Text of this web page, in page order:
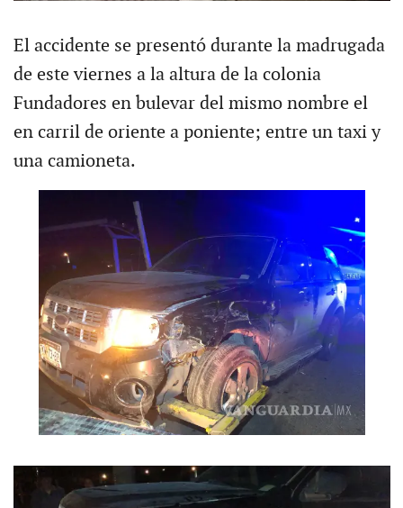
El accidente se presentó durante la madrugada
de este viernes a la altura de la colonia
Fundadores en bulevar del mismo nombre el
en carril de oriente a poniente; entre un taxi y
una camioneta.